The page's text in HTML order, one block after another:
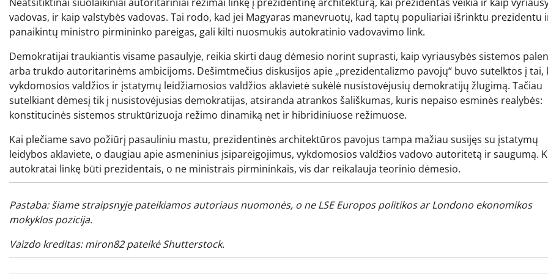
Neatsitiktinai šiuolaikiniai autoritariniai režimai linkę į prezidentinę architektūrą, kai prezidentas veikia ir kaip
vadovas, ir kaip valstybės vadovas. Tai rodo, kad jei Magyaras manevruotų, kad taptų populiariai išrinktu prezidentu
panaikintų ministro pirmininko pareigas, gali kilti nuosmukis autokratinio vadovavimo link.
Demokratijai traukiantis visame pasaulyje, reikia skirti daug dėmesio norint suprasti, kaip vyriausybės sistemos
arba trukdo autoritarinėms ambicijoms. Dešimtmečius diskusijos apie „prezidentalizmo pavojų“ buvo sutelktos į tai,
vykdomosios valdžios ir įstatymų leidžiamosios valdžios aklavietė sukėlė nusistovėjusių demokratijų žlugimą. Tačiau
sutelkiant dėmesį tik į nusistovėjusias demokratijas, atsiranda atrankos šališkumas, kuris nepaiso esminės realybės:
konstitucinės sistemos struktūrizuoja režimo dinamiką net ir hibridiniuose režimuose.
Kai plečiame savo požiūrį pasauliniu mastu, prezidentinės architektūros pavojus tampa mažiau susijęs su įstatymų
leidybos aklaviete, o daugiau apie asmeninius įsipareigojimus, vykdomosios valdžios vadovo autoritetą ir saugumą.
autokratai linkę būti prezidentais, o ne ministrais pirmininkais, vis dar reikalauja teorinio dėmesio.
Pastaba: šiame straipsnyje pateikiamos autoriaus nuomonės, o ne LSE Europos politikos ar Londono ekonomikos
mokyklos pozicija.
Vaizdo kreditas:miron82pateikė Shutterstock.